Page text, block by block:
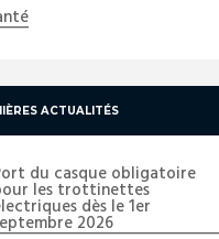
ACTUALITÉS
du casque obligatoire
les trottinettes
dès le 1er
2026